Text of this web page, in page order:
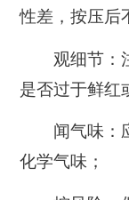
性差，按压后
观细节：注
是否过于鲜红
闻气味：应
化学气味；